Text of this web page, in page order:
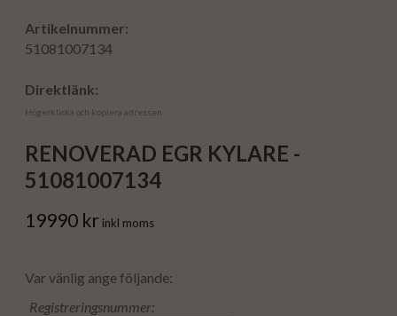
Artikelnummer:
51081007134
Direktlänk:
Högerklicka och kopiera adressen
RENOVERAD EGR KYLARE -
51081007134
19990 kr inkl moms
Var vänlig ange följande:
Registreringsnummer: